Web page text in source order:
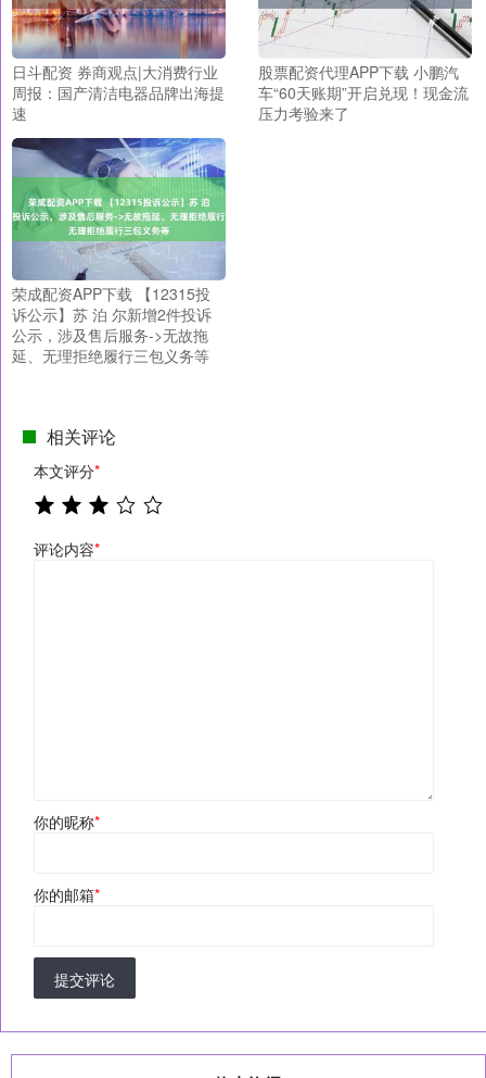
日斗配资 券商观点|大消费行业
周报：国产清洁电器品牌出海提
速
股票配资代理APP下载 小鹏汽
车“60天账期”开启兑现！现金流
压力考验来了
荣成配资APP下载 【12315投
诉公示】苏 泊 尔新增2件投诉
公示，涉及售后服务->无故拖
延、无理拒绝履行三包义务等
相关评论
本文评分*
评论内容*
你的昵称*
你的邮箱*
提交评论